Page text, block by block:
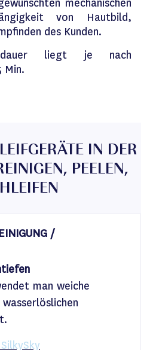
mechanischen
von Hautbild,
des Kunden.
liegt je nach
Min.
IN DER
PEELEN,
/
man weiche
SilkySky